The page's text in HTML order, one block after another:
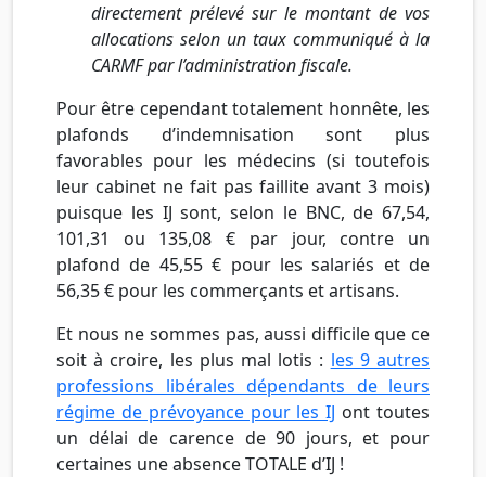
directement prélevé sur le montant de vos
allocations selon un taux communiqué à la
CARMF par l’administration fiscale.
Pour être cependant totalement honnête, les
plafonds d’indemnisation sont plus
favorables pour les médecins (si toutefois
leur cabinet ne fait pas faillite avant 3 mois)
puisque les IJ sont, selon le BNC, de 67,54,
101,31 ou 135,08 € par jour, contre un
plafond de 45,55 € pour les salariés et de
56,35 € pour les commerçants et artisans.
Et nous ne sommes pas, aussi difficile que ce
soit à croire, les plus mal lotis : les 9 autres
professions libérales dépendants de leurs
régime de prévoyance pour les IJ ont toutes
un délai de carence de 90 jours, et pour
certaines une absence TOTALE d’IJ !